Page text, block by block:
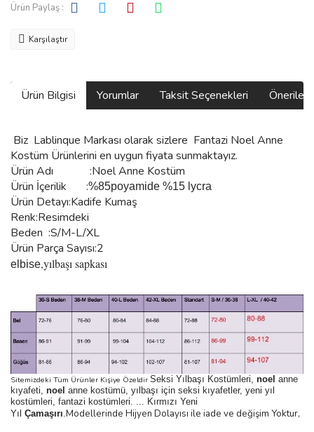
Ürün Paylaş :
Karşılaştır
Ürün Bilgisi Yorumlar Taksit Seçenekleri
Biz Lablinque Markası olarak sizlere Fantazi Noel Anne
Kostüm Ürünlerini en uygun fiyata sunmaktayız.
Ürün Adı :Noel Anne Kostüm
Ürün İçerilik :%85poyamide %15 lycra
Ürün Detayı:Kadife Kumaş
Renk:Resimdeki
Beden :S/M-L/XL
Ürün Parça Sayısı:2
elbise,yılbaşı sapkası
Sitemizdeki Tüm Ürünler Kişiye Özeldir Seksi Yılbaşı Kostümleri, noel anne
kıyafeti, noel anne kostümü, yılbaşı için seksi kıyafetler, yeni yıl
kostümleri, fantazi kostümleri. ... Kırmızı Yeni
Yıl Çamaşırı Modellerinde Hijyen Dolayısı ile iade ve değişim Yoktur,